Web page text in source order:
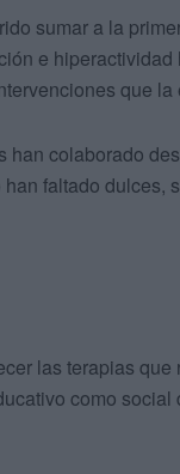
sumar a la
e
que
han colaborado
faltado dulces,
las terapias
como